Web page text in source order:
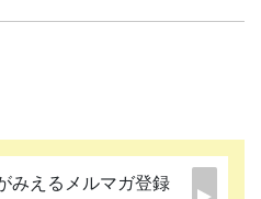
みえるメルマガ登録